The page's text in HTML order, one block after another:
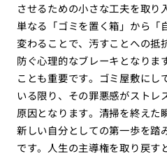
させるための小さな工夫を取り
単なる「ゴミを置く箱」から「
変わることで、汚すことへの抵
防ぐ心理的なブレーキとなりま
ことも重要です。ゴミ屋敷にし
いる限り、その罪悪感がストレ
原因となります。清掃を終えた
新しい自分としての第一歩を踏
です。人生の主導権を取り戻す